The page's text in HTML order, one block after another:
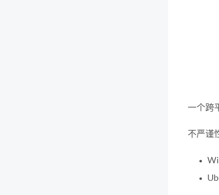
一个跨
不严谨